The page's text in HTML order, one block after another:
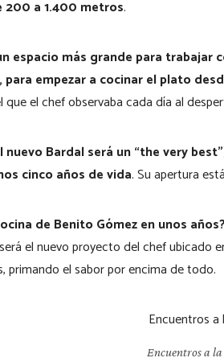
200 a 1.400 metros.
espacio más grande para
para empezar a cocinar el plato
que el chef observaba cada día al
nuevo Bardal será un “the very
cinco años de vida. Su apertura
de Benito Gómez en unos
el nuevo proyecto del chef ubicado
primando el sabor por encima de todo.
Encuentros a